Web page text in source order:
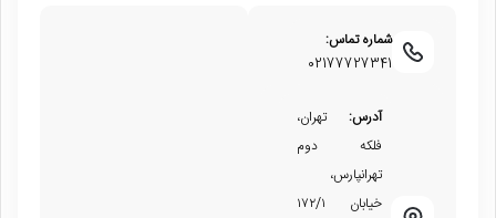
شماره تماس:
02177727341
آدرس: تهران،
فلکه دوم
تهرانپارس،
خیابان ۱۷۲/۱